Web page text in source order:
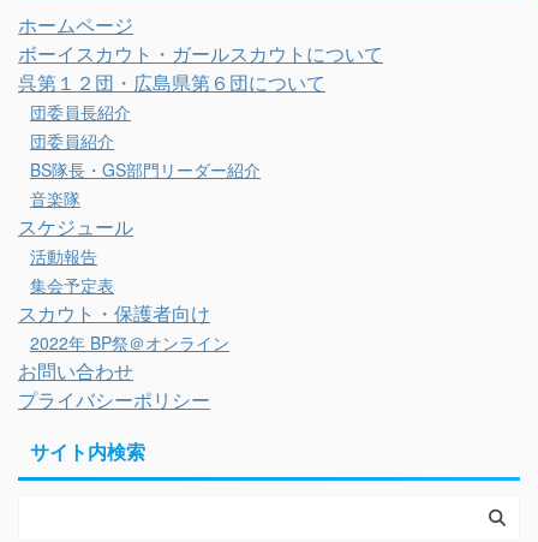
ホームページ
ボーイスカウト・ガールスカウトについて
呉第１２団・広島県第６団について
団委員長紹介
団委員紹介
BS隊長・GS部門リーダー紹介
音楽隊
スケジュール
活動報告
集会予定表
スカウト・保護者向け
2022年 BP祭＠オンライン
お問い合わせ
プライバシーポリシー
サイト内検索